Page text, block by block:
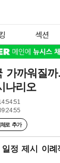
섹션
가까워질
나리오
로 추가
정 제시 이